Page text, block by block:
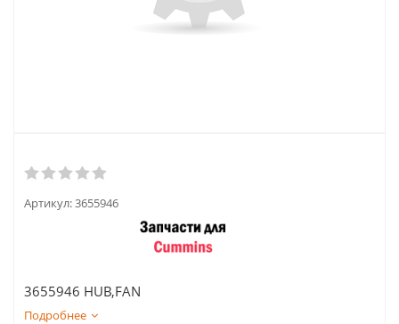
Артикул:3655946
3655946 HUB,FAN
Подробнее